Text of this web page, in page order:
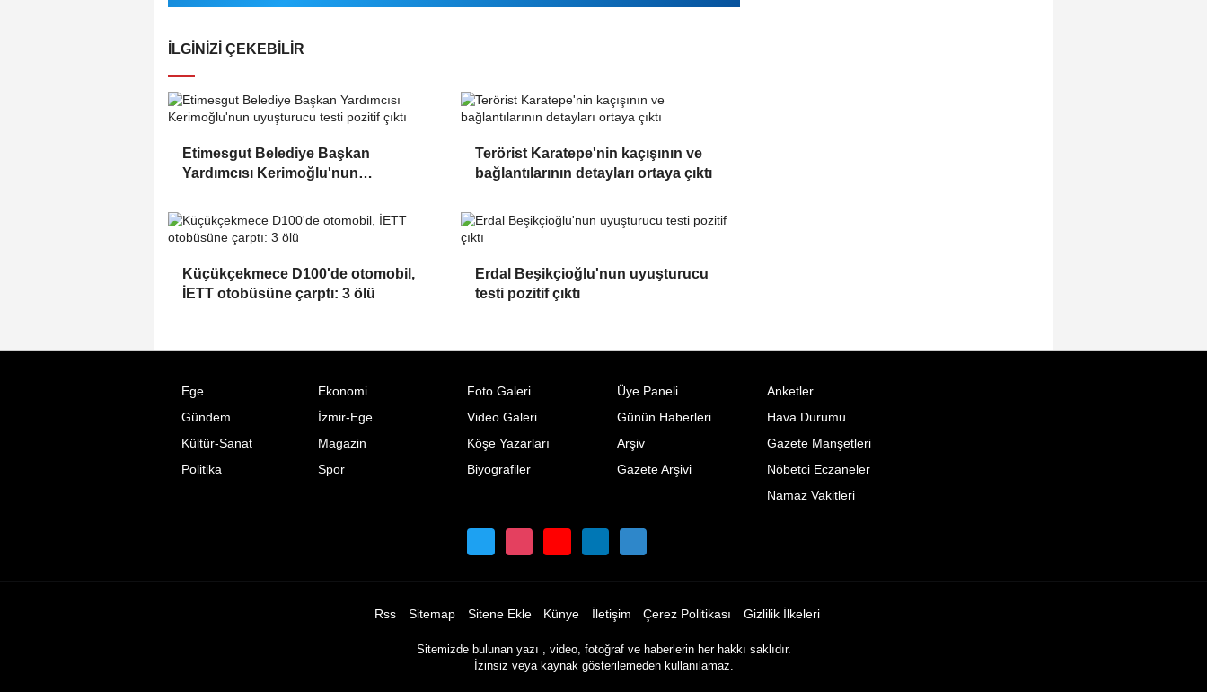
İLGINIZI ÇEKEBILIR
Etimesgut Belediye Başkan
Yardımcısı Kerimoğlu'nun
Terörist Karatepe'nin kaçışının ve
bağlantılarının detayları ortaya çıktı
Küçükçekmece D100'de otomobil,
İETT otobüsüne çarptı: 3 ölü
Erdal Beşikçioğlu'nun uyuşturucu
testi pozitif çıktı
Ege
Ekonomi
Gündem
İzmir-Ege
Kültür-Sanat
Magazin
Politika
Spor
Foto Galeri
Video Galeri
Köşe Yazarları
Biyografiler
Üye Paneli
Günün Haberleri
Arşiv
Gazete Arşivi
Anketler
Hava Durumu
Gazete Manşetleri
Nöbetci Eczaneler
Namaz Vakitleri
Rss Sitemap Sitene Ekle Künye İletişim Çerez Politikası Gizlilik İlkeleri
Sitemizde bulunan yazı , video, fotoğraf ve haberlerin her hakkı saklıdır.
İzinsiz veya kaynak gösterilemeden kullanılamaz.